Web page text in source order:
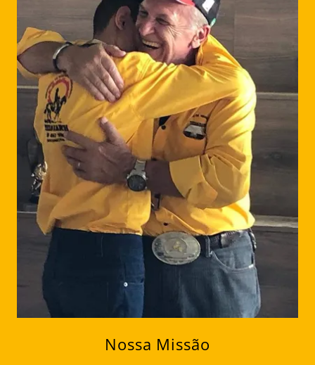
Nossa Missão